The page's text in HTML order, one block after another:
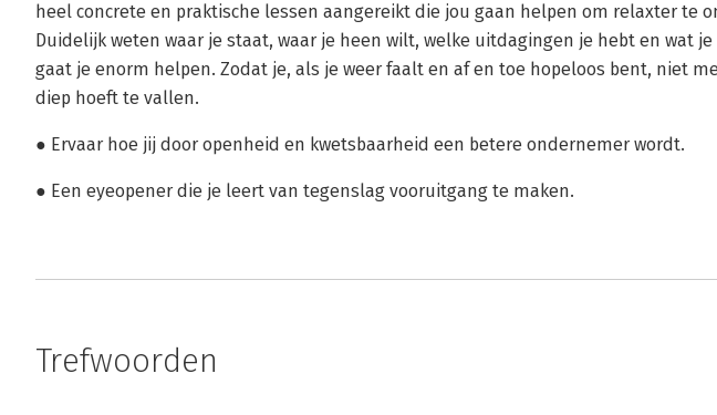
heel concrete en praktische lessen aangereikt die jou gaan helpen om relaxter te
Duidelijk weten waar je staat, waar je heen wilt, welke uitdagingen je hebt en wat
gaat je enorm helpen. Zodat je, als je weer faalt en af en toe hopeloos bent, niet
diep hoeft te vallen.
● Ervaar hoe jij door openheid en kwetsbaarheid een betere ondernemer wordt.
● Een eyeopener die je leert van tegenslag vooruitgang te maken.
Trefwoorden